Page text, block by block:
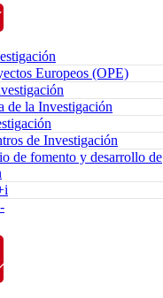
Europeos (OPE)
de la Investigación
de Investigación
de fomento y desarrollo de